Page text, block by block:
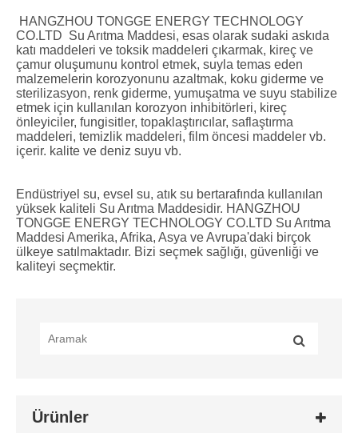
HANGZHOU TONGGE ENERGY TECHNOLOGY
CO.LTD Su Arıtma Maddesi, esas olarak sudaki askıda
katı maddeleri ve toksik maddeleri çıkarmak, kireç ve
çamur oluşumunu kontrol etmek, suyla temas eden
malzemelerin korozyonunu azaltmak, koku giderme ve
sterilizasyon, renk giderme, yumuşatma ve suyu stabilize
etmek için kullanılan korozyon inhibitörleri, kireç
önleyiciler, fungisitler, topaklaştırıcılar, saflaştırma
maddeleri, temizlik maddeleri, film öncesi maddeler vb.
içerir. kalite ve deniz suyu vb.
Endüstriyel su, evsel su, atık su bertarafında kullanılan
yüksek kaliteli Su Arıtma Maddesidir. HANGZHOU
TONGGE ENERGY TECHNOLOGY CO.LTD Su Arıtma
Maddesi Amerika, Afrika, Asya ve Avrupa'daki birçok
ülkeye satılmaktadır. Bizi seçmek sağlığı, güvenliği ve
kaliteyi seçmektir.
Ürünler